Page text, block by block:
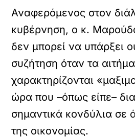
Αναφερόμενος στον
κυβέρνηση, ο κ.
δεν μπορεί να υπάρξει
συζήτηση όταν τα
χαρακτηρίζονται
ώρα που –όπως είπε–
σημαντικά κονδύλια σε
της οικονομίας.